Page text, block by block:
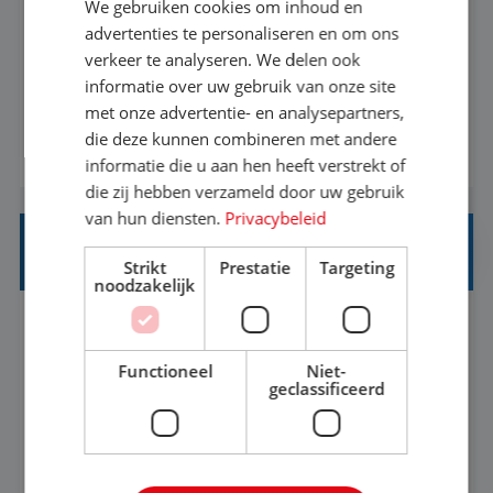
Met jouw ervaring in de reisbranche of
achtergrond in toerisme ben je klaar voor de
volgende stap. Vanaf je stoel reis je de hele
wereld over en speel je moeiteloos in op de
wensen van je team, je klant en wat er in de
reiswereld gebeurt. Met je enthousiasme weet je
klanten te overtuigen om die droomreis te
boeken! ...
BEKIJK VACATURE
REISADVISEUR ALLROUND
Aalsmeer, Noord-Holland, Nederland
33-36 uur
MBO
Een vakantie plannen is het leukste dat er is. Of
het nu voor jezelf is, of voor een ander: jij vindt
We gebruiken cookies om inhoud en
advertenties te personaliseren en om ons
verkeer te analyseren. We delen ook
informatie over uw gebruik van onze site
met onze advertentie- en analysepartners,
die deze kunnen combineren met andere
informatie die u aan hen heeft verstrekt of
die zij hebben verzameld door uw gebruik
van hun diensten. Privacybeleid
Strikt
noodzakelijk
Prestatie Targeting
Functioneel
Niet-
geclassificeerd